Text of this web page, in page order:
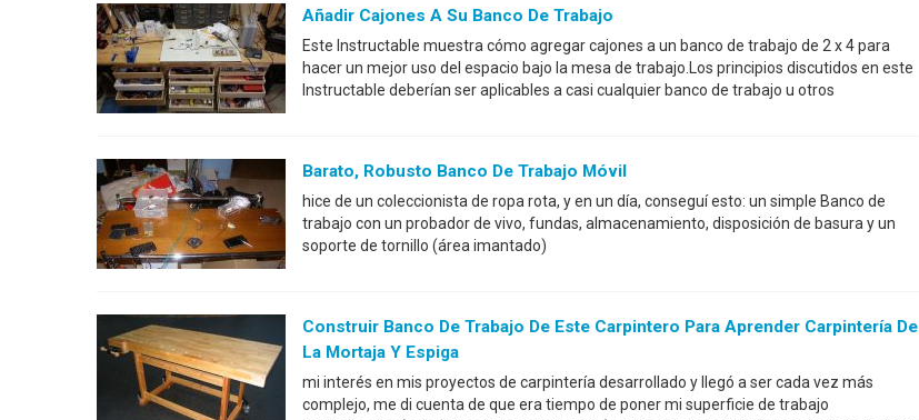
Añadir Cajones A Su Banco De Trabajo
Este Instructable muestra cómo agregar cajones a un banco de trabajo de 2 x 4 para
hacer un mejor uso del espacio bajo la mesa de trabajo.Los principios discutidos en este
Instructable deberían ser aplicables a casi cualquier banco de trabajo u otros
Barato, Robusto Banco De Trabajo Móvil
hice de un coleccionista de ropa rota, y en un día, conseguí esto: un simple Banco de
trabajo con un probador de vivo, fundas, almacenamiento, disposición de basura y un
soporte de tornillo (área imantado)
Construir Banco De Trabajo De Este Carpintero Para Aprender Carpintería De
La Mortaja Y Espiga
mi interés en mis proyectos de carpintería desarrollado y llegó a ser cada vez más
complejo, me di cuenta de que era tiempo de poner mi superficie de trabajo